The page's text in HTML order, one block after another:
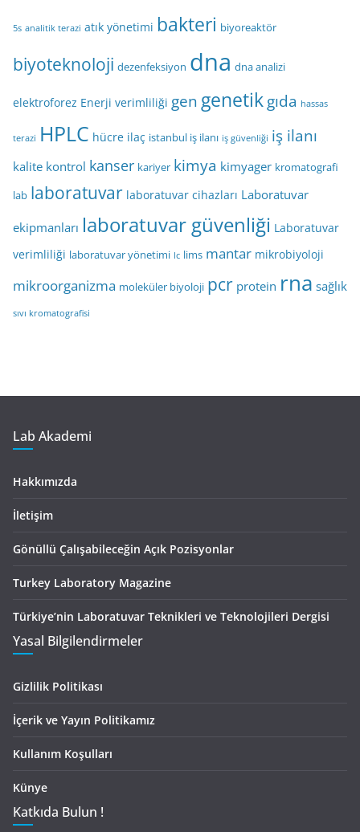
5s analitik terazi atık yönetimi bakteri biyoreaktör
biyoteknoloji dezenfeksiyon dna dna analizi
elektroforez Enerji verimliliği gen genetikgıda hassas
terazi HPLC hücre ilaç istanbul iş ilanı iş güvenliği iş ilanı
kalite kontrol kanser kariyer kimya kimyager kromatografi
lab laboratuvar laboratuvar cihazları Laboratuvar
ekipmanları laboratuvar güvenliği Laboratuvar
verimliliği laboratuvar yönetimi lc lims mantar mikrobiyoloji
mikroorganizma moleküler biyoloji pcr protein rna sağlık
sıvı kromatografisi
Lab Akademi
Hakkımızda
İletişim
Gönüllü Çalışabileceğin Açık Pozisyonlar
Turkey Laboratory Magazine
Türkiye’nin Laboratuvar Teknikleri ve Teknolojileri Dergisi
Yasal Bilgilendirmeler
Gizlilik Politikası
İçerik ve Yayın Politikamız
Kullanım Koşulları
Künye
Katkıda Bulun !